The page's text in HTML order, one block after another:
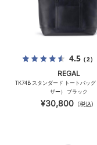
4.5（2）
REGAL
TK74B スタンダード トートバッグ
ザー） ブラック
¥30,800（税込）